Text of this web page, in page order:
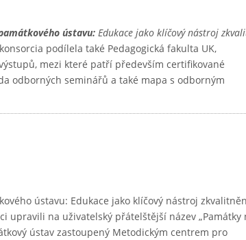
ústavu: Edukace jako klíčový nástroj
podílela také Pedagogická fakulta UK,
mezi které patří především certifikované
odborných seminářů a také mapa s odborným
ústavu: Edukace jako klíčový nástroj
na uživatelský přátelštější název „Památky
ústav zastoupený Metodickým centrem pro